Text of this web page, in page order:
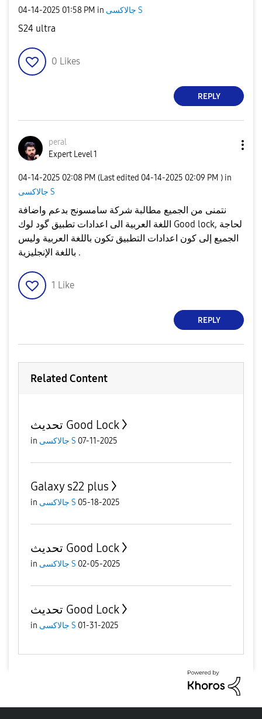
‎04-14-2025 01:58 PM in جالاكسى S
S24 ultra
0 Likes
REPLY
peral
Expert Level 1
‎04-14-2025 02:08 PM (Last edited ‎04-14-2025 02:09 PM ) in
جالاكسى S
نتمنى من الجميع مطالبة شركة سامسونج بدعم واضافة
اللغة العربية الى اعدادات تطبيق گود لوك Good lock, لحاجة
الجميع إلى كون اعدادات التطبيق تكون باللغة العربية وليس
باللغة الإنجليزية .
1 Like
REPLY
Related Content
تحديث Good Lock
in جالاكسى S 07-11-2025
Galaxy s22 plus
in جالاكسى S 05-18-2025
تحديث Good Lock
in جالاكسى S 02-05-2025
تحديث Good Lock
in جالاكسى S 01-31-2025